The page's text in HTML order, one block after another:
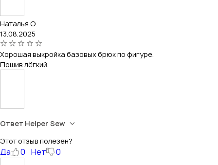
Наталья О.
13.08.2025
Хорошая выкройка базовых брюк по фигуре.
Пошив лёгкий.
Ответ Helper Sew
Этот отзыв полезен?
Да 0 Нет 0